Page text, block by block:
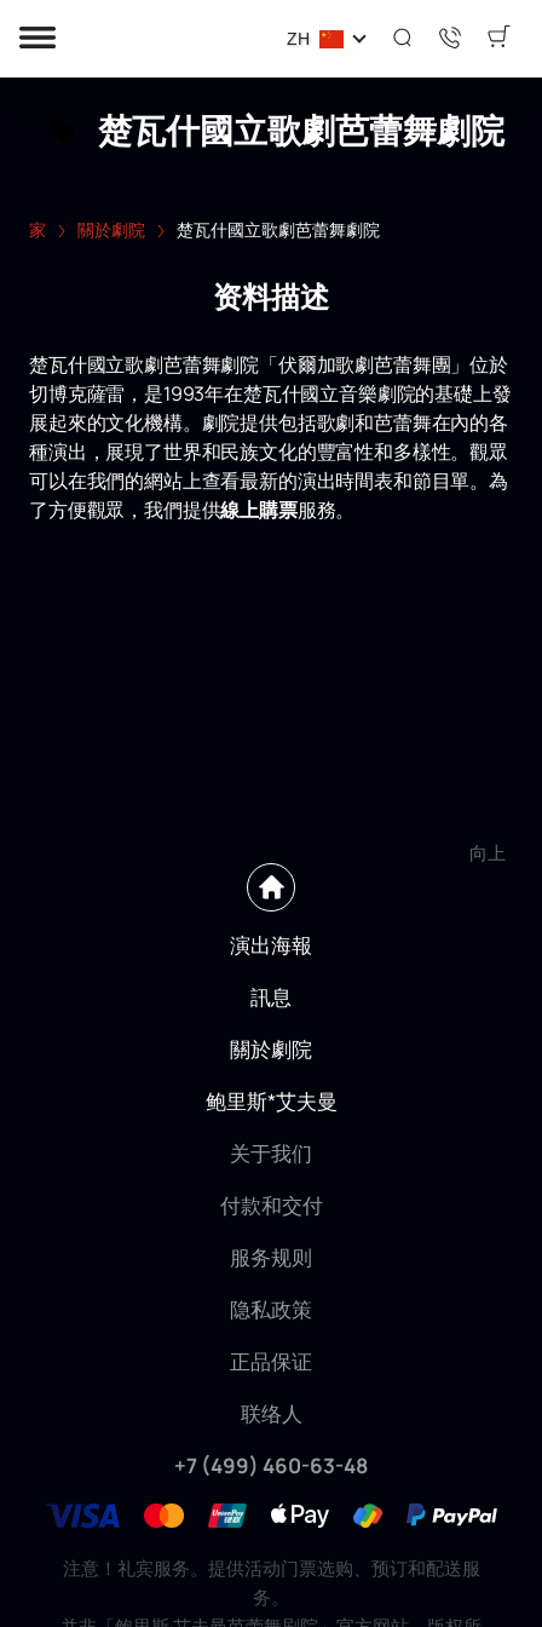
ZH
楚瓦什國立歌劇芭蕾舞劇院
家 關於劇院 楚瓦什國立歌劇芭蕾舞劇院
资料描述
楚瓦什國立歌劇芭蕾舞劇院「伏爾加歌劇芭蕾舞團」位於
切博克薩雷，是1993年在楚瓦什國立音樂劇院的基礎上發
展起來的文化機構。劇院提供包括歌劇和芭蕾舞在內的各
種演出，展現了世界和民族文化的豐富性和多樣性。觀眾
可以在我們的網站上查看最新的演出時間表和節目單。為
了方便觀眾，我們提供線上購票服務。
向上
演出海報
訊息
關於劇院
鲍里斯*艾夫曼
关于我们
付款和交付
服务规则
隐私政策
正品保证
联络人
+7 (499) 460-63-48
注意！礼宾服务。提供活动门票选购、预订和配送服
务。